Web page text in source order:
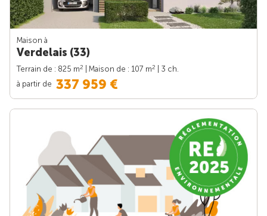
Maison à
Verdelais (33)
Terrain de : 825 m2 | Maison de : 107 m2
| 3 ch.
à partir de 337 959 €